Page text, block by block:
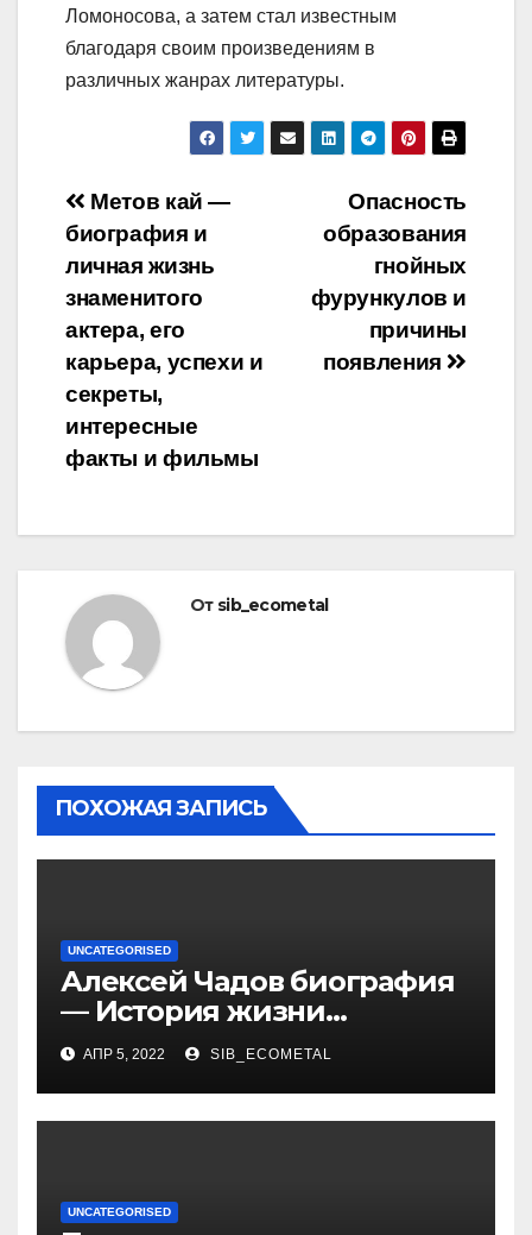
Ломоносова, а затем стал известным
благодаря своим произведениям в
различных жанрах литературы.
Навигация
по
записям
Опасность
образования
гнойных
фурункулов и
причины
появления
Метов кай —
биография и
личная жизнь
знаменитого
актера, его
карьера, успехи и
секреты,
интересные
факты и фильмы
От sib_ecometal
ПОХОЖАЯ ЗАПИСЬ
UNCATEGORISED
Алексей Чадов биография
— История жизни
российского актера
АПР 5, 2022 SIB_ECOMETAL
UNCATEGORISED